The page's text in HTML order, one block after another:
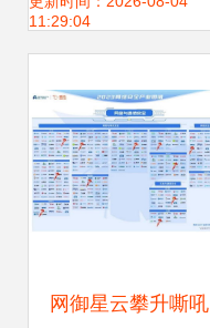
11:29:04
网御星云攀升嘶吼